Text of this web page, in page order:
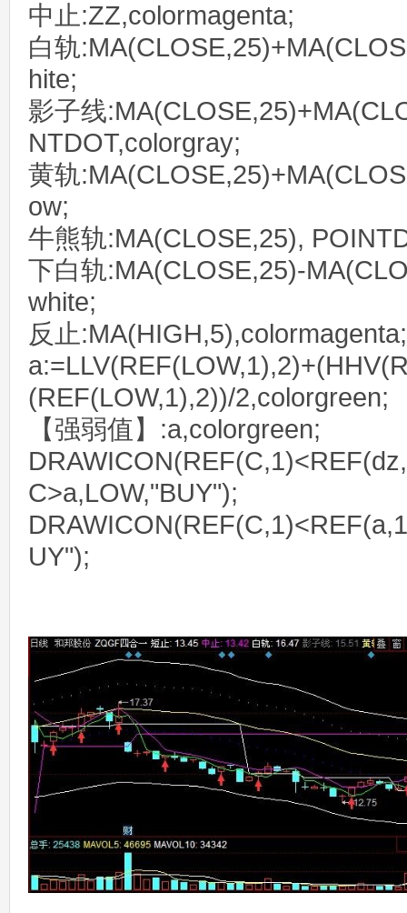
中止:ZZ,colormagenta;
白轨
hite;
影子线
NTDOT,colorgray;
黄轨
ow;
牛熊轨:MA(CLOSE,25),
下白轨:MA(CLOSE,25)-
white;
反止:MA(HIGH,5),colormagenta;
(REF(LOW,1),2))/2,colorgreen;
【强弱值】:a,colorgreen;
C>a,LOW,"BUY");
UY");